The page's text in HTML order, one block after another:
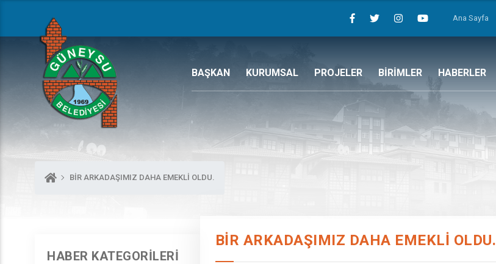
Ana Sayfa
BAŞKAN KURUMSAL PROJELER BİRİMLER HABERLER
BİR ARKADAŞIMIZ DAHA EMEKLİ OLDU.
HABER KATEGORİLERİ
BİR ARKADAŞIMIZ DAHA EMEKLİ OLDU.